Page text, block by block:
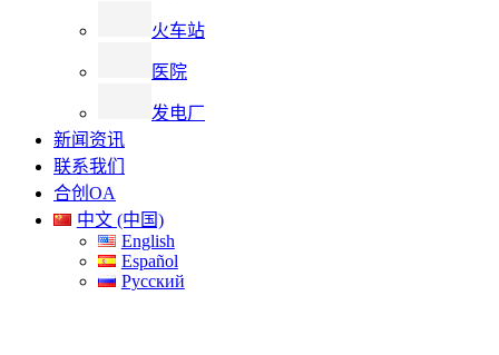
火车站
医院
发电厂
新闻资讯
联系我们
合创OA
中文 (中国)
English
Español
Русский